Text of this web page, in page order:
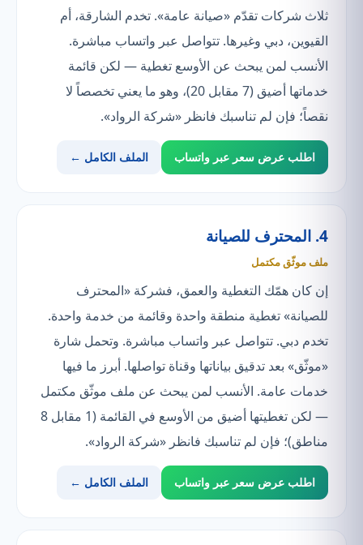
ثلاث شركات تقدّم «صيانة عامة». تخدم الشارقة، أم
القيوين، دبي وغيرها. تتواصل عبر واتساب مباشرة.
الأنسب لمن يبحث عن الأوسع تغطية — لكن قائمة
خدماتها أضيق (7 مقابل 20)، وهو ما يعني تخصصاً لا
نقصاً؛ فإن لم تناسبك فانظر «شركة الرواد».
اطلب عرض سعر عبر واتساب الملف الكامل ←
4. المحترف للصيانة
ملف موثّق مكتمل
إن كان همّك التغطية والعمق، فشركة «المحترف
للصيانة» تغطية منطقة واحدة وقائمة من خدمة واحدة.
تخدم دبي. تتواصل عبر واتساب مباشرة. وتحمل شارة
«موثّق» بعد تدقيق بياناتها وقناة تواصلها. أبرز ما فيها
خدمات عامة. الأنسب لمن يبحث عن ملف موثّق مكتمل
— لكن تغطيتها أضيق من الأوسع في القائمة (1 مقابل 8
مناطق)؛ فإن لم تناسبك فانظر «شركة الرواد».
اطلب عرض سعر عبر واتساب الملف الكامل ←